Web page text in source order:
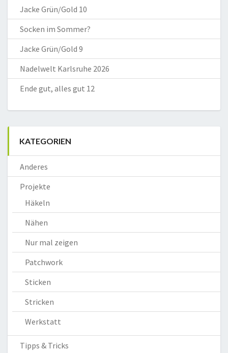
Jacke Grün/Gold 10
Socken im Sommer?
Jacke Grün/Gold 9
Nadelwelt Karlsruhe 2026
Ende gut, alles gut 12
KATEGORIEN
Anderes
Projekte
Häkeln
Nähen
Nur mal zeigen
Patchwork
Sticken
Stricken
Werkstatt
Tipps & Tricks